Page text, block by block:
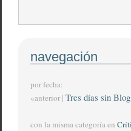
navegación
por fecha:
«anterior | Tres días sin Blog
con la misma categoría en